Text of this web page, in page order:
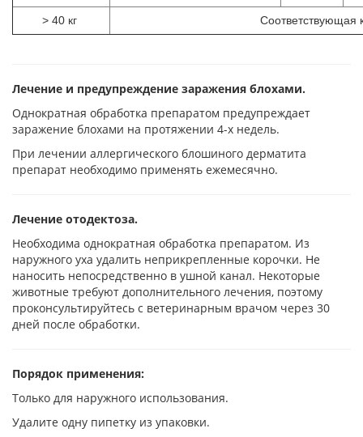
> 40 кг Соответствующая
Лечение и предупреждение заражения блохами.
Однократная обработка препаратом предупреждает
заражение блохами на протяжении 4-х недель.
При лечении аллергического блошиного дерматита
препарат необходимо применять ежемесячно.
Лечение отодектоза.
Необходима однократная обработка препаратом. Из
наружного уха удалить неприкрепленные корочки. Не
наносить непосредственно в ушной канал. Некоторые
животные требуют дополнительного лечения, поэтому
проконсультируйтесь с ветеринарным врачом через 30
дней после обработки.
Порядок применения:
Только для наружного использования.
Удалите одну пипетку из упаковки.